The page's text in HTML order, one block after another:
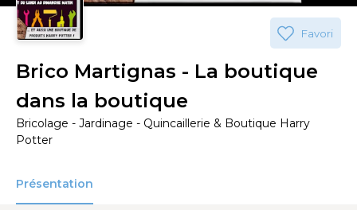
Brico Martignas - La boutique
dans la boutique
Bricolage - Jardinage - Quincaillerie & Boutique Harry
Potter
Favori
Présentation